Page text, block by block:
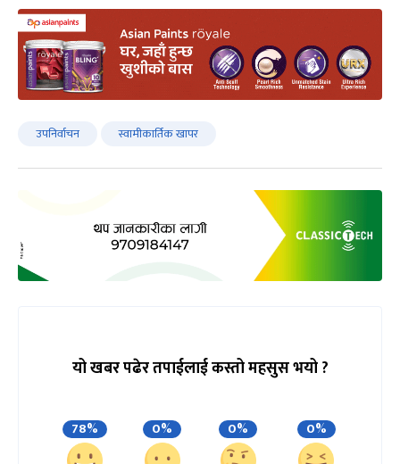
उपनिर्वाचन स्वामीकार्तिक खापर
यो खबर पढेर तपाईलाई कस्तो महसुस भयो ?
78% 0% 0% 0%